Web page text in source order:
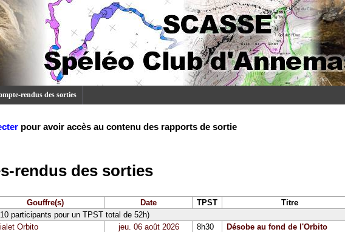
rendus des sorties
pour avoir accès au contenu des rapports de sortie
rendus des sorties
Gouffre(s) Date TPST Titre
participants pour un TPST total de 52h)
Orbito jeu. 06 août 2026 8h30 Désobe au fond de l'Orbito